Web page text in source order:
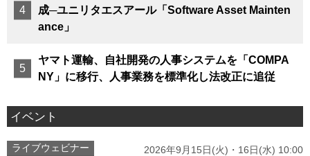
成─ユニリタエスアール「Software Asset Mainten
ance」
ヤマト運輸、自社開発の人事システムを「COMPA
NY」に移行、人事業務を標準化し法改正に追従
イベント
ライブウェビナー 2026年9月15日(火)・16日(水) 10:00